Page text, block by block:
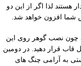
هستند لذا اگر از این دو
شما افزون خواهد شد.
چون نصب گوهر روی این
قاب قرار دهید. در دومین
به آرامی چنگ های